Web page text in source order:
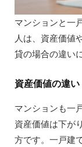
マンションと一
人は、資産価値
貸の場合の違い
資産価値の違い
マンションも一
資産価値は下が
方です。一戸建